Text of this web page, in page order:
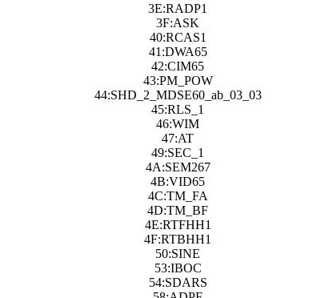
3E:RADP1
3F:ASK
40:RCAS1
41:DWA65
42:CIM65
43:PM_POW
44:SHD_2_MDSE60_ab_03_03
45:RLS_1
46:WIM
47:AT
49:SEC_1
4A:SEM267
4B:VID65
4C:TM_FA
4D:TM_BF
4E:RTFHH1
4F:RTBHH1
50:SINE
53:IBOC
54:SDARS